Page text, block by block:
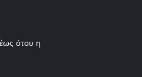
ότου η